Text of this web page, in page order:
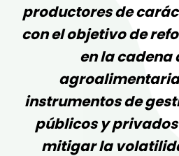
productores de
con el objetivo de
en la cadena
instrumentos de
públicos y
mitigar la